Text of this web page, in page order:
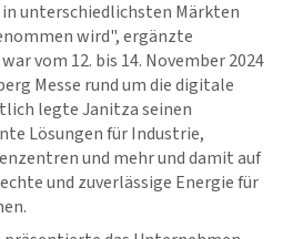
unterschiedlichsten Märkten
wird", ergänzte
vom 12. bis 14. November 2024
Messe rund um die digitale
legte Janitza seinen
Lösungen für Industrie,
und mehr und damit auf
und zuverlässige Energie für